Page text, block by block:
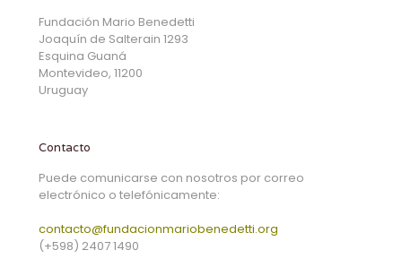
Fundación Mario Benedetti
Joaquín de Salterain 1293
Esquina Guaná
Montevideo, 11200
Uruguay
Contacto
Puede comunicarse con nosotros por correo
electrónico o telefónicamente:
contacto@fundacionmariobenedetti.org
(+598) 2407 1490